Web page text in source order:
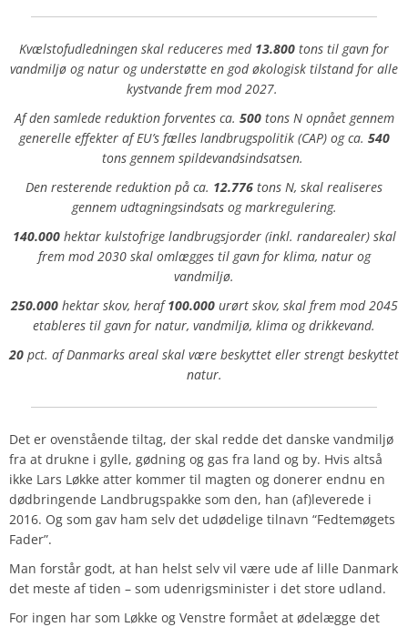
Kvælstofudledningen skal reduceres med 13.800 tons til gavn for
vandmiljø og natur og understøtte en god økologisk tilstand for alle
kystvande frem mod 2027.
Af den samlede reduktion forventes ca. 500tons N opnået gennem
generelle effekter af EU’s fælles landbrugspolitik (CAP) og ca. 540
tons gennem spildevandsindsatsen.
Den resterende reduktion på ca. 12.776 tons N, skal realiseres
gennem udtagningsindsats og markregulering.
140.000 hektar kulstofrige landbrugsjorder (inkl. randarealer) skal
frem mod 2030 skal omlægges til gavn for klima, natur og
vandmiljø.
250.000hektar skov, heraf100.000urørt skov, skal frem mod 2045
etableres til gavn for natur, vandmiljø, klima og drikkevand.
20 pct. af Danmarks areal skal være beskyttet eller strengt beskyttet
natur.
Det er ovenstående tiltag, der skal redde det danske vandmiljø
fra at drukne i gylle, gødning og gas fra land og by. Hvis altså
ikke Lars Løkke atter kommer til magten og donerer endnu en
dødbringende Landbrugspakke som den, han (af)leverede i
2016. Og som gav ham selv det udødelige tilnavn “Fedtemøgets
Fader”.
Man forstår godt, at han helst selv vil være ude af lille Danmark
det meste af tiden – som udenrigsminister i det store udland.
For ingen har som Løkke og Venstre formået at ødelægge det